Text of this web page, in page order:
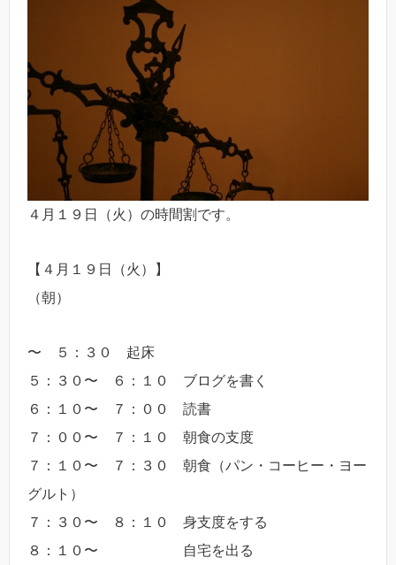
４月１９日（火）の時間割です。
【４月１９日（火）】
（朝）
〜 ５：３０ 起床
５：３０〜 ６：１０ ブログを書く
６：１０〜 ７：００ 読書
７：００〜 ７：１０ 朝食の支度
７：１０〜 ７：３０ 朝食（パン・コーヒー・ヨー
グルト）
７：３０〜 ８：１０ 身支度をする
８：１０〜 自宅を出る